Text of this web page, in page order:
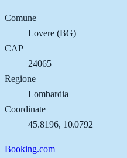
Comune
Lovere(BG)
CAP
24065
Regione
Lombardia
Coordinate
45.8196, 10.0792
Booking.com